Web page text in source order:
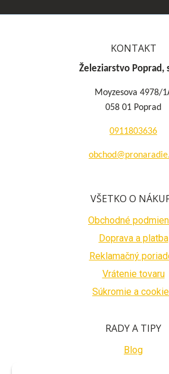
KONTAKT
Železiarstvo Poprad,
Moyzesova 4978/
058 01 Poprad
0911803636
VŠETKO O
Obchodné
Doprava a platba
Reklamačný
Vrátenie tovaru
Súkromie a
RADY A TIPY
Blog